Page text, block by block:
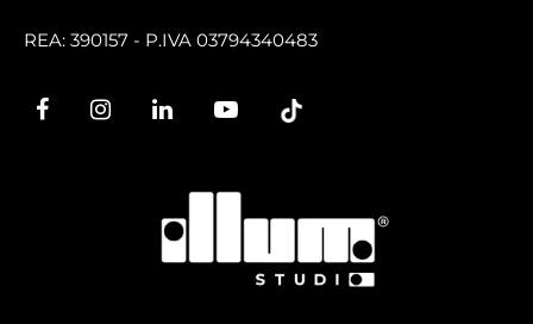
REA: 390157 - P.IVA 03794340483